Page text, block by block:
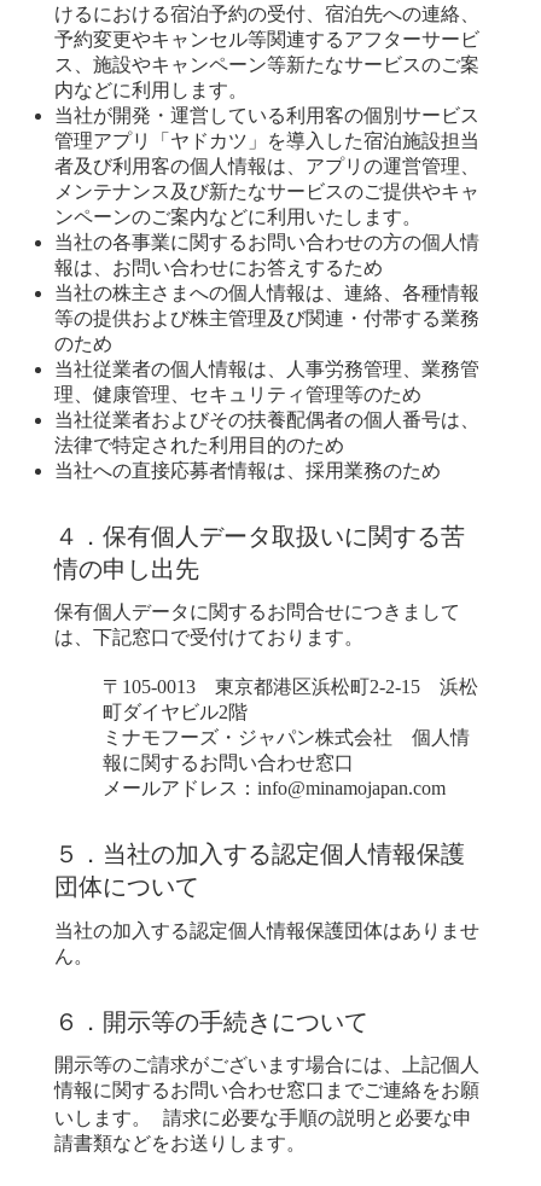
けるにおける宿泊予約の受付、宿泊先への連絡、
予約変更やキャンセル等関連するアフターサービ
ス、施設やキャンペーン等新たなサービスのご案
内などに利用します。
当社が開発・運営している利用客の個別サービス
管理アプリ「ヤドカツ」を導入した宿泊施設担当
者及び利用客の個人情報は、アプリの運営管理、
メンテナンス及び新たなサービスのご提供やキャ
ンペーンのご案内などに利用いたします。
当社の各事業に関するお問い合わせの方の個人情
報は、お問い合わせにお答えするため
当社の株主さまへの個人情報は、連絡、各種情報
等の提供および株主管理及び関連・付帯する業務
のため
当社従業者の個人情報は、人事労務管理、業務管
理、健康管理、セキュリティ管理等のため
当社従業者およびその扶養配偶者の個人番号は、
法律で特定された利用目的のため
当社への直接応募者情報は、採用業務のため
４．保有個人データ取扱いに関する苦
情の申し出先
保有個人データに関するお問合せにつきまして
は、下記窓口で受付けております。
〒105-0013 東京都港区浜松町2-2-15 浜松
町ダイヤビル2階
ミナモフーズ・ジャパン株式会社 個人情
報に関するお問い合わせ窓口
メールアドレス：info@minamojapan.com
５．当社の加入する認定個人情報保護
団体について
当社の加入する認定個人情報保護団体はありませ
ん。
６．開示等の手続きについて
開示等のご請求がございます場合には、上記個人
情報に関するお問い合わせ窓口までご連絡をお願
いします。 請求に必要な手順の説明と必要な申
請書類などをお送りします。